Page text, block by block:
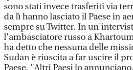
sono stati invece trasferiti via
da lì hanno lasciato il Paese in
sempre su Twitter. In
l'ambasciatore russo a
ha detto che nessuna delle
Sudan è riuscita a far uscire il
Paese. "Altri Paesi lo